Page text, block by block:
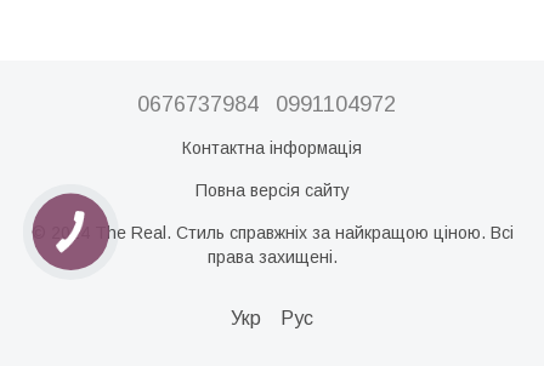
0676737984 0991104972
Контактна інформація
Повна версія сайту
© 2024 The Real. Стиль справжніх за найкращою ціною. Всі
права захищені.
Укр Рус